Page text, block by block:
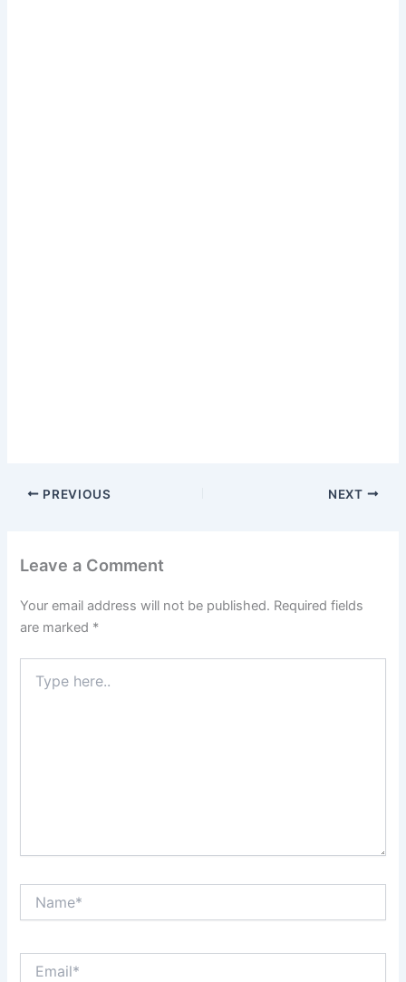
PREVIOUS NEXT
Leave a Comment
Your email address will not be published. Required fields
are marked *
here..